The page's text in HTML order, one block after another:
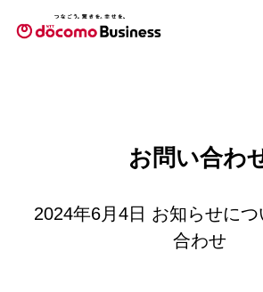
お問い合わ
2024年6月4日 お知らせに
合わせ